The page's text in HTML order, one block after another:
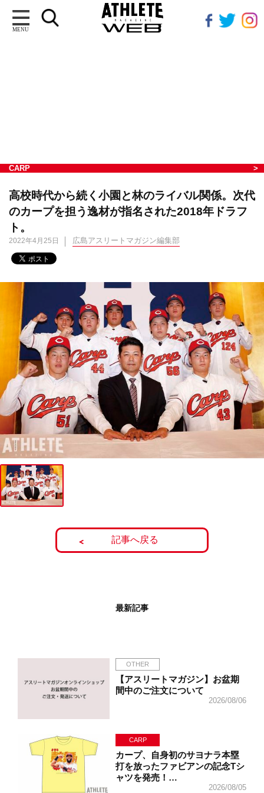
MENU
CARP
高校時代から続く小園と林のライバル関係。次代
のカープを担う逸材が指名された2018年ドラフ
ト。
2022年4月25日 広島アスリートマガジン編集部
記事へ戻る
最新記事
OTHER
【アスリートマガジン】お盆期
間中のご注文について
2026/08/06
CARP
カープ、自身初のサヨナラ本塁
打を放ったファビアンの記念Tシ
ャツを発売！…
2026/08/05